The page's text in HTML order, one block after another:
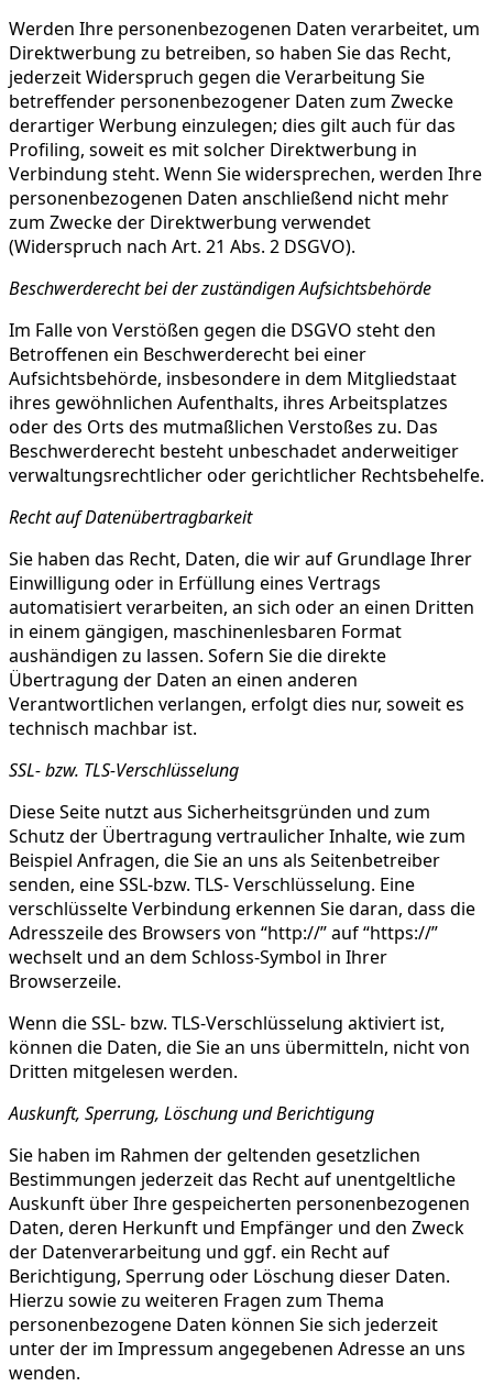
Werden Ihre personenbezogenen Daten verarbeitet, um
Direktwerbung zu betreiben, so haben Sie das Recht,
jederzeit Widerspruch gegen die Verarbeitung Sie
betreffender personenbezogener Daten zum Zwecke
derartiger Werbung einzulegen; dies gilt auch für das
Profiling, soweit es mit solcher Direktwerbung in
Verbindung steht. Wenn Sie widersprechen, werden Ihre
personenbezogenen Daten anschließend nicht mehr
zum Zwecke der Direktwerbung verwendet
(Widerspruch nach Art. 21 Abs. 2 DSGVO).
Beschwerderecht bei der zuständigen Aufsichtsbehörde
Im Falle von Verstößen gegen die DSGVO steht den
Betroffenen ein Beschwerderecht bei einer
Aufsichtsbehörde, insbesondere in dem Mitgliedstaat
ihres gewöhnlichen Aufenthalts, ihres Arbeitsplatzes
oder des Orts des mutmaßlichen Verstoßes zu. Das
Beschwerderecht besteht unbeschadet anderweitiger
verwaltungsrechtlicher oder gerichtlicher Rechtsbehelfe.
Recht auf Datenübertragbarkeit
Sie haben das Recht, Daten, die wir auf Grundlage Ihrer
Einwilligung oder in Erfüllung eines Vertrags
automatisiert verarbeiten, an sich oder an einen Dritten
in einem gängigen, maschinenlesbaren Format
aushändigen zu lassen. Sofern Sie die direkte
Übertragung der Daten an einen anderen
Verantwortlichen verlangen, erfolgt dies nur, soweit es
technisch machbar ist.
SSL- bzw. TLS-Verschlüsselung
Diese Seite nutzt aus Sicherheitsgründen und zum
Schutz der Übertragung vertraulicher Inhalte, wie zum
Beispiel Anfragen, die Sie an uns als Seitenbetreiber
senden, eine SSL-bzw. TLS- Verschlüsselung. Eine
verschlüsselte Verbindung erkennen Sie daran, dass die
Adresszeile des Browsers von “http://” auf “https://”
wechselt und an dem Schloss-Symbol in Ihrer
Browserzeile.
Wenn die SSL- bzw. TLS-Verschlüsselung aktiviert ist,
können die Daten, die Sie an uns übermitteln, nicht von
Dritten mitgelesen werden.
Auskunft, Sperrung, Löschung und Berichtigung
Sie haben im Rahmen der geltenden gesetzlichen
Bestimmungen jederzeit das Recht auf unentgeltliche
Auskunft über Ihre gespeicherten personenbezogenen
Daten, deren Herkunft und Empfänger und den Zweck
der Datenverarbeitung und ggf. ein Recht auf
Berichtigung, Sperrung oder Löschung dieser Daten.
Hierzu sowie zu weiteren Fragen zum Thema
personenbezogene Daten können Sie sich jederzeit
unter der im Impressum angegebenen Adresse an uns
wenden.